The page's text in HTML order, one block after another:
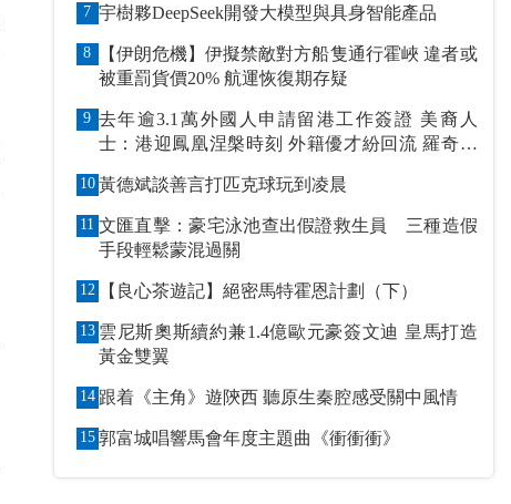
7 宇樹夥DeepSeek開發大模型與具身智能產品
8
【伊朗危機】伊擬禁敵對方船隻通行霍峽 違者或
被重罰貨價20% 航運恢復期存疑
9 去年逾3.1萬外國人申請留港工作簽證 美裔人
士：港迎鳳凰涅槃時刻 外籍優才紛回流 羅奇抹
10 黃德斌談善言打匹克球玩到凌晨
11 文匯直擊：豪宅泳池查出假證救生員 三種造假
手段輕鬆蒙混過關
12 【良心茶遊記】絕密馬特霍恩計劃（下）
13 雲尼斯奧斯續約兼1.4億歐元豪簽文迪 皇馬打造
黃金雙翼
14 跟着《主角》遊陝西 聽原生秦腔感受關中風情
15 郭富城唱響馬會年度主題曲《衝衝衝》